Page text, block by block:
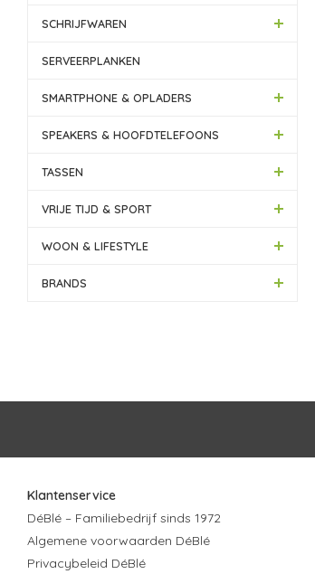
SCHRIJFWAREN
SERVEERPLANKEN
SMARTPHONE & OPLADERS
SPEAKERS & HOOFDTELEFOONS
TASSEN
VRIJE TIJD & SPORT
WOON & LIFESTYLE
BRANDS
Klantenservice
DéBlé – Familiebedrijf sinds 1972
Algemene voorwaarden DéBlé
Privacybeleid DéBlé